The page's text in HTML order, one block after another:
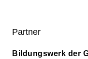
Partner
Bildungswerk der